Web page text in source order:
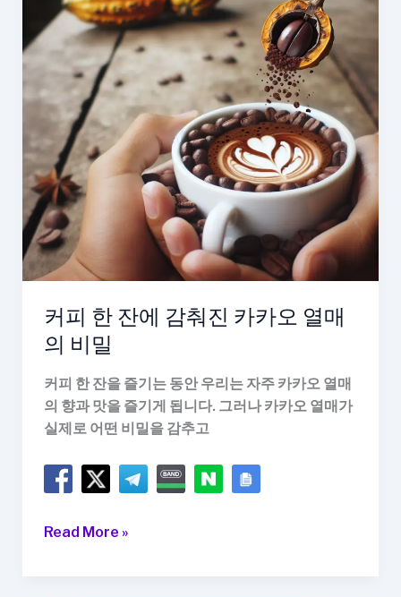
건
강
한
다
이
어
트
습
관
커피 한 잔에 감춰진 카카오 열매
의 비밀
커피 한 잔을 즐기는 동안 우리는 자주 카카오 열매
의 향과 맛을 즐기게 됩니다. 그러나 카카오 열매가
실제로 어떤 비밀을 감추고
커
Read More »